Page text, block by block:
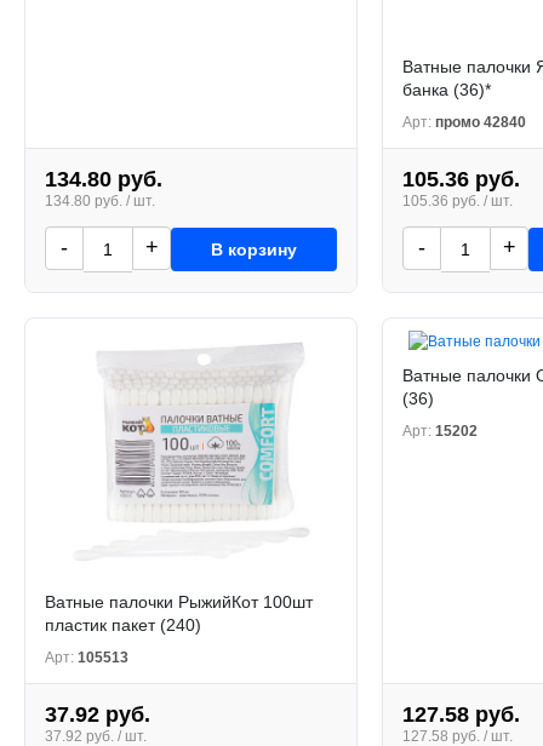
134.80 руб.
134.80 руб. / шт.
- + В корзину
Ватные палочки
банка (36)*
Арт: промо 42840
105.36 руб.
105.36 руб. / шт.
- +
Ватные палочки РыжийКот 100шт
пластик пакет (240)
Арт: 105513
37.92 руб.
37.92 руб. / шт.
Ватные палочки
(36)
Арт: 15202
127.58 руб.
127.58 руб. / шт.